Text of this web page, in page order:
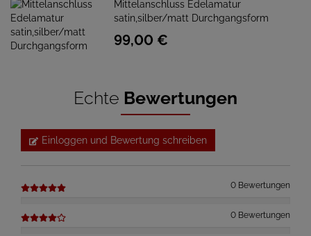
Mittelanschluss Edelamatur
satin,silber/matt Durchgangsform
99,00 €
Echte Bewertungen
Einloggen und Bewertung schreiben
0 Bewertungen
0 Bewertungen